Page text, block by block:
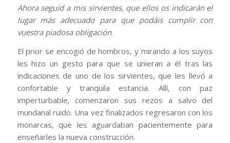
Ahora seguid a mis sirvientes, que ellos os indicarán el
lugar más adecuado para que podáis cumplir con
vuestra piadosa obligación.
El prior se encogió de hombros, y mirando a los suyos
les hizo un gesto para que se unieran a él tras las
indicaciones de uno de los sirvientes, que les llevó a
confortable y tranquila estancia. Allí, con paz
imperturbable, comenzaron sus rezos a salvo del
mundanal ruido. Una vez finalizados regresaron con los
monarcas, que les aguardaban pacientemente para
enseñarles la nueva construcción.